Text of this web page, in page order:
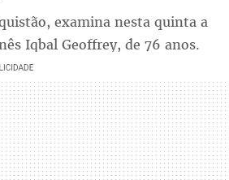
examina nesta quinta a
Iqbal Geoffrey, de 76 anos.